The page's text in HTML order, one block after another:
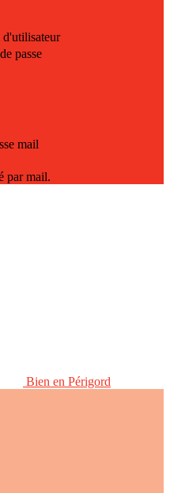
d'utilisateur
passe
mail
par mail.
Bien en Périgord